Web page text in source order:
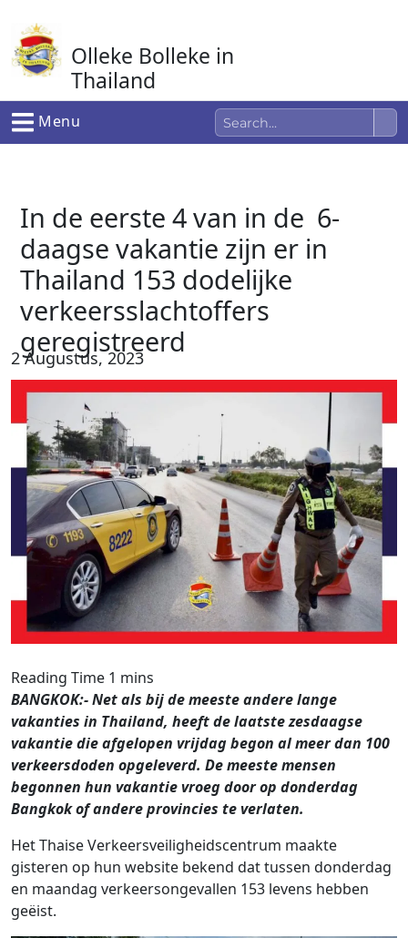
naar
de
inhoud
Olleke Bolleke in
Thailand
In Thailand
Menu
In de eerste 4 van in de 6-
daagse vakantie zijn er in
Thailand 153 dodelijke
verkeersslachtoffers
geregistreerd
2 Augustus, 2023
BANGKOK:- Net als bij de meeste andere lange
vakanties in Thailand, heeft de laatste zesdaagse
vakantie die afgelopen vrijdag begon al meer dan 100
verkeersdoden opgeleverd. De meeste mensen
begonnen hun vakantie vroeg door op donderdag
Bangkok of andere provincies te verlaten.
Het Thaise Verkeersveiligheidscentrum maakte
gisteren op hun website bekend dat tussen donderdag
en maandag verkeersongevallen 153 levens hebben
geëist.